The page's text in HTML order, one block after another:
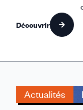
Découvrir
Actualités